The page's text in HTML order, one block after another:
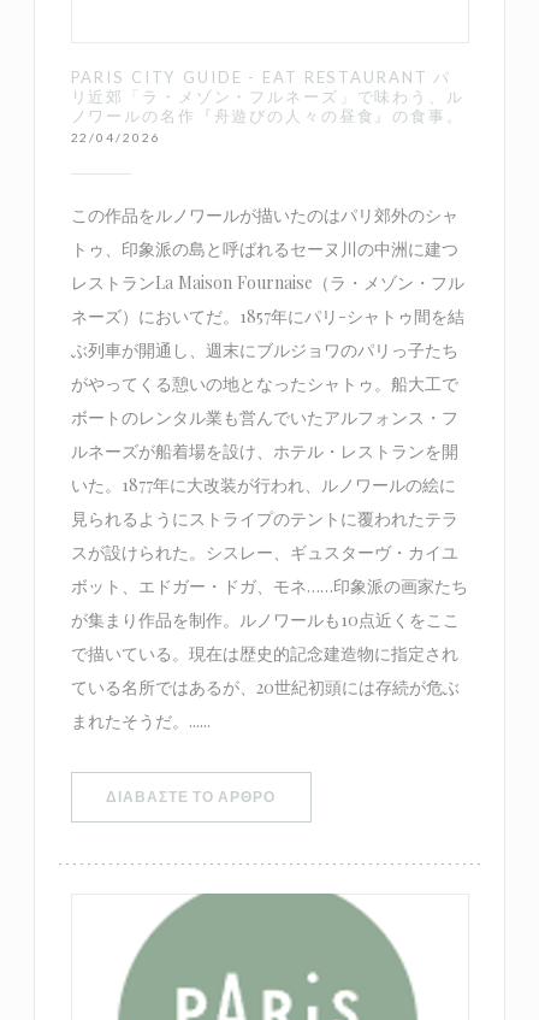
PARIS CITY GUIDE - EAT RESTAURANT パ
リ近郊「ラ・メゾン・フルネーズ」で味わう、ル
ノワールの名作『舟遊びの人々の昼食』の食事。
22/04/2026
この作品をルノワールが描いたのはパリ郊外のシャ
トゥ、印象派の島と呼ばれるセーヌ川の中洲に建つ
レストランLa Maison Fournaise（ラ・メゾン・フル
ネーズ）においてだ。1857年にパリ-シャトゥ間を結
ぶ列車が開通し、週末にブルジョワのパリっ子たち
がやってくる憩いの地となったシャトゥ。船大工で
ボートのレンタル業も営んでいたアルフォンス・フ
ルネーズが船着場を設け、ホテル・レストランを開
いた。1877年に大改装が行われ、ルノワールの絵に
見られるようにストライプのテントに覆われたテラ
スが設けられた。シスレー、ギュスターヴ・カイユ
ボット、エドガー・ドガ、モネ……印象派の画家たち
が集まり作品を制作。ルノワールも10点近くをここ
で描いている。現在は歴史的記念建造物に指定され
ている名所ではあるが、20世紀初頭には存続が危ぶ
まれたそうだ。......
ΔΙΑΒΆΣΤΕ ΤΟ ΆΡΘΡΟ